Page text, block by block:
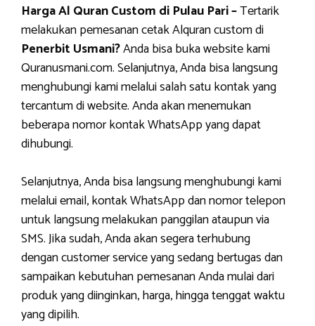
Harga Al Quran Custom di Pulau Pari –Tertarik
melakukan pemesanan cetak Alquran custom di
Penerbit Usmani?Anda bisa buka website kami
Quranusmani.com. Selanjutnya, Anda bisa langsung
menghubungi kami melalui salah satu kontak yang
tercantum di website. Anda akan menemukan
beberapa nomor kontak WhatsApp yang dapat
dihubungi.
Selanjutnya, Anda bisa langsung menghubungi kami
melalui email, kontak WhatsApp dan nomor telepon
untuk langsung melakukan panggilan ataupun via
SMS. Jika sudah, Anda akan segera terhubung
dengan customer service yang sedang bertugas dan
sampaikan kebutuhan pemesanan Anda mulai dari
produk yang diinginkan, harga, hingga tenggat waktu
yang dipilih.